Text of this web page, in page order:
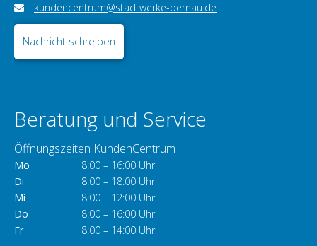
kundencentrum@stadtwerke-bernau.de
Nachricht schreiben
Beratung und Service
Öffnungszeiten KundenCentrum
Mo
8:00 – 16:00 Uhr
Di
8:00 – 18:00 Uhr
Mi
8:00 – 12:00 Uhr
Do
8:00 – 16:00 Uhr
Fr
8:00 – 14:00 Uhr